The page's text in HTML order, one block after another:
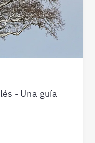
- Una guía